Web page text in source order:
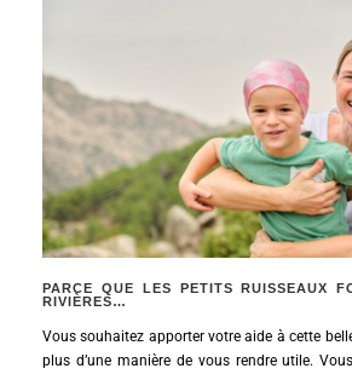
PARCE QUE LES PETITS RUISSEAUX
RIVIÈRES…
Vous souhaitez apporter votre aide à cette
plus d’une manière de vous rendre utile.